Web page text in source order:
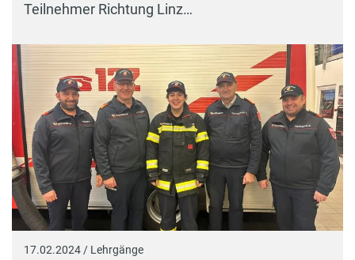
Teilnehmer Richtung Linz…
17.02.2024 / Lehrgänge